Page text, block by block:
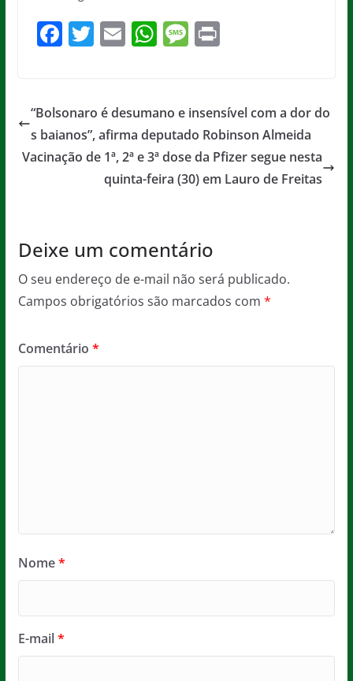
F
e
b
o
T
er
E
l
W
s
A
p
p
M
a
g
e
Pr
“Bolsonaro é desumano e insensível com a dor do
s baianos”, afirma deputado Robinson Almeida
Vacinação de 1ª, 2ª e 3ª dose da Pfizer segue nesta
quinta-feira (30) em Lauro de Freitas
Deixe um comentário
O seu endereço de e-mail não será publicado.
Campos obrigatórios são marcados com *
Comentário *
Nome*
E-mail*